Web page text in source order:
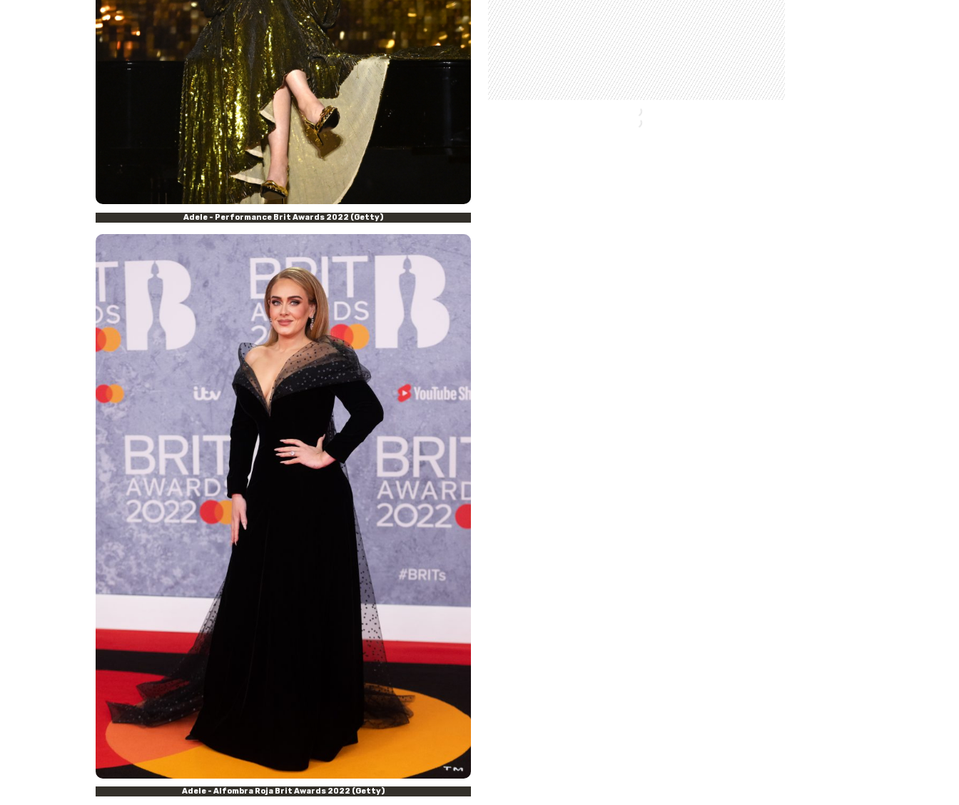
Adele - Performance Brit Awards 2022 (Getty)
Adele - Alfombra Roja Brit Awards 2022 (Getty)